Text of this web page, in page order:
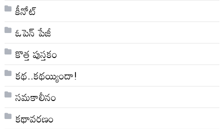
కీనోట్
ఓపెన్ పేజీ
కొత్త పుస్తకం
కథ..కథయ్యిందా!
సమకాలీనం
కథావరణం